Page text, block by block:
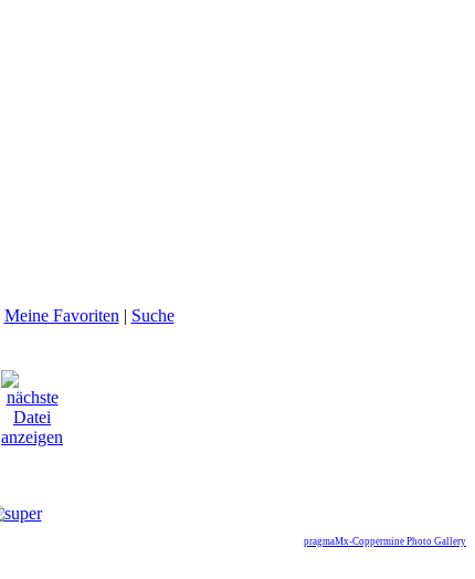
Meine Favoriten | Suche
pragmaMx-Coppermine Photo Gallery